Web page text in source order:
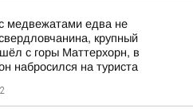
медвежатами едва не
крупный
с горы Маттерхорн, в
набросился на туриста